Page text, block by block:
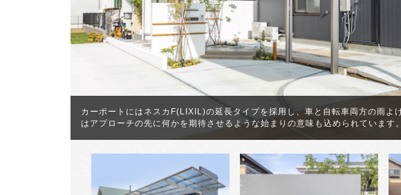
カーポートにはネスカF(LIXIL)の延長タイプを採用し、車と自転車両方の雨よ
はアプローチの先に何かを期待させるような始まりの意味も込められています。